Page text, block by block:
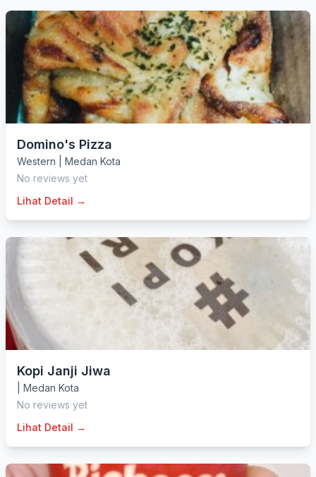
Domino's Pizza
Western
Medan Kota
No reviews yet
Lihat Detail →
Kopi Janji Jiwa
Medan Kota
No reviews yet
Lihat Detail →